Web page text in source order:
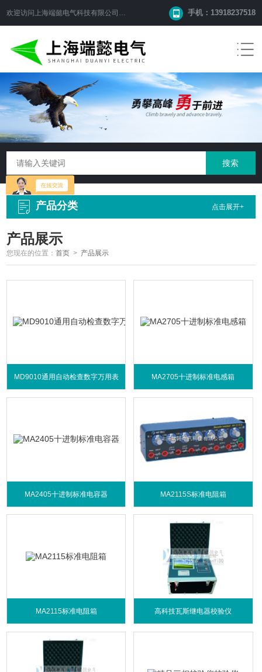
欢迎访问 上海端懿电气科技有限公司 网站！ 手机：13918237518
产品分类 点击展开+
产品展示
您现在的位置：首页 > 产品展示
MD9010通用自动检查数字万用表 MA2705十进制标准电感箱
MA2405十进制标准电容器 MA2115S标准电阻箱
MA2115标准电阻箱 高科技瓦斯继电器校验仪